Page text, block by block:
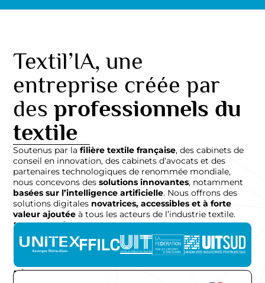
Textil’IA, une
entreprise créée par
desprofessionnels du
textile
Soutenus par lafilière textile française, des cabinets de
conseil en innovation, des cabinets d’avocats et des
partenaires technologiques de renommée mondiale,
nous concevons dessolutions innovantes, notamment
basées sur l’intelligence artificielle. Nous offrons des
solutions digitales novatrices, accessibles et à forte
valeur ajoutée à tous les acteurs de l’industrie textile.
Partenaires
Financeurs